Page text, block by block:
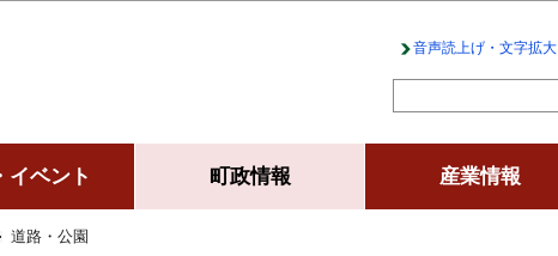
音声読上げ・文字拡大
イベント 町政情報 産業情報
道路・公園